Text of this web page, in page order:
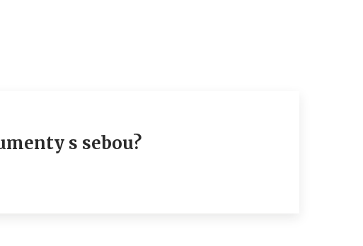
s sebou?